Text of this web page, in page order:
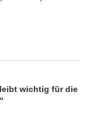
wichtig für die